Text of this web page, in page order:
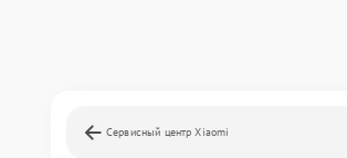
Сервисный центр Xiaomi